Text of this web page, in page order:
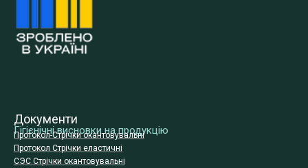
Документи
Гігієнічні висновки на продукцію
Протокол-Стрічки окантовувальні
Протокол Стрічки еластичні
СЭС Стрічки окантовувальні